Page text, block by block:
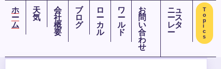
ホ
ー
ム
天
気
会
社
概
要
ブ
ロ
グ
ロ
ー
カ
ル
ワ
ー
ル
ド
お
問
い
合
わ
せ
ニュ
ース
レタ
ー
T
o
p
i
c
s